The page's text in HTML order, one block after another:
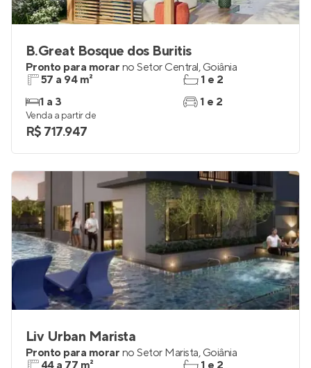
B.Great Bosque dos Buritis
Pronto para morar no Setor Central, Goiânia
57 a 94 m²
1 a 3
1 e 2
1 e 2
Venda a partir de
R$ 717.947
Liv Urban Marista
Pronto para morar no Setor Marista, Goiânia
44 a 77 m²
1 e 2